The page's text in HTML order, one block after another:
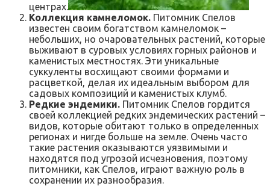
центрах.
Коллекция камнеломок. Питомник Спелов
известен своим богатством камнеломок –
небольших, но очаровательных растений, которые
выживают в суровых условиях горных районов и
каменистых местностях. Эти уникальные
суккуленты восхищают своими формами и
расцветкой, делая их идеальным выбором для
садовых композиций и каменистых клумб.
Редкие эндемики. Питомник Спелов гордится
своей коллекцией редких эндемических растений –
видов, которые обитают только в определенных
регионах и нигде больше на земле. Очень часто
такие растения оказываются уязвимыми и
находятся под угрозой исчезновения, поэтому
питомники, как Спелов, играют важную роль в
сохранении их разнообразия.